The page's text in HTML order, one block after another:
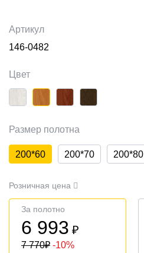
Артикул
146-0482
Цвет
Размер полотна
200*60 200*70 200*80
Розничная цена
За полотно
6 993 ₽
7 770₽ -10%